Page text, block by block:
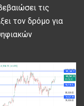
τις
τον δρόμο για